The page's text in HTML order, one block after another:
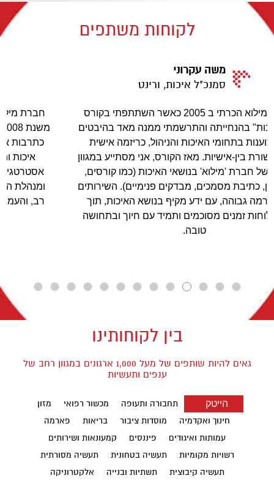
לקוחות משתפים
חברת מילוא מלווה את פעילות האיכות והמצויינות בגיחון
משנת 2008, עבודתנו המשותפת בהטמעת איכות ומצויינות
כתרבות ארגונית החלה מהתעדת החברה לשלושה תקני
איכות והמשיכה בליווי פעילות בתחום הניהול (החזון,
אסטרטגייה, מדדים, יעדים וכד'). גב' ליאת מילוא, בעלים
ומנהלת החברה, ליוותה אותי בתקופה זו במקצועיות ובחן
רב, והעמידה לרשות החברה את עובדיה בהיקף ובאיכות
הנדרשים באופן מיטבי.
מנכ"ל הגיחון
בין לקוחותינו
גאים להיות שותפים של מעל 1,000 ארגונים במגוון רחב של
ענפים ותעשיות
הייטק תחבורה ותעופה מכשור רפואי
מזון
חינוך ואקדמיה
מוסדות ציבור בריאות
פארמה
עמותות ואיגודים
פיננסים
קמעונאות ושירותים
רשויות מקומיות
תעשיה בטחונית
תעשיה מסורתית
תעשיה קיבוצית
תשתיות ובנייה אלקטרוניקה